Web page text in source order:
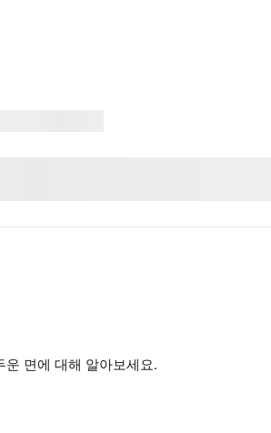
운 면에 대해 알아보세요.